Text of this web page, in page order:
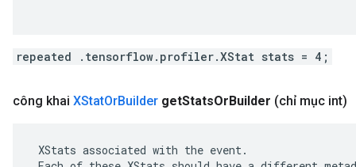
repeated .tensorflow.profiler.XStat stats = 4;
công khai XStatOrBuilder getStatsOrBuilder (chỉ mục int)
XStats associated with the event.